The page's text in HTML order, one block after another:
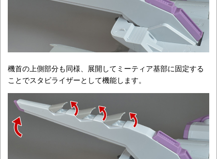
機首の上側部分も同様、展開してミーティア基部に固定する
ことでスタビライザーとして機能します。